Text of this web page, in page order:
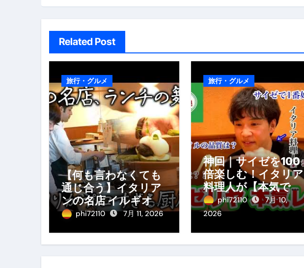
Related Post
旅行・グルメ
【何も言わなくても
通じ合う】イタリア
ンの名店 イルギオッ
トーネの厨房風景｜
phi72110 7月 11, 2026
旅行・グルメ
神回｜サイゼを100
倍楽しむ！イタリア
料理人が【本気で】
料理をガチ分析して
みた。
phi72110
7月 10,
2026